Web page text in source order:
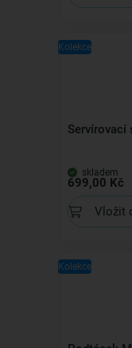
Kolekce
Servírovací
skladem
699,00 Kč
Vložit
Kolekce